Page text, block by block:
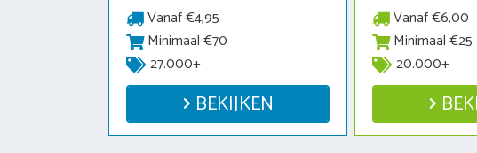
Vanaf €4,95
Minimaal €70
27.000+
BEKIJKEN
Vanaf €6,00
Minimaal €25
20.000+